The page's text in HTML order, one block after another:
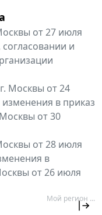
от 27 июля
и
Москвы от 24
в приказ
от 30
от 28 июля
в
от 26 июля
Мой регион ...